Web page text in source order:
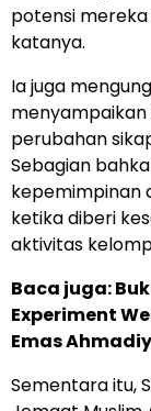
potensi
katanya.
Ia juga
perubahan
Sebagian
kepemimpinan
ketika diberi
aktivitas
Baca juga:
Experiment
Emas
Sementara itu,